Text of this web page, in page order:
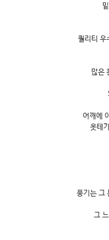
퀄리티 우
많은
어깨에
옷테
풍기는 그
그